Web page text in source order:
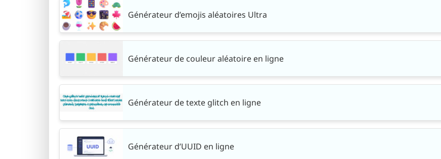
Générateur d’emojis aléatoires Ultra
Générateur de couleur aléatoire en ligne
Générateur de texte glitch en ligne
Générateur d’UUID en ligne